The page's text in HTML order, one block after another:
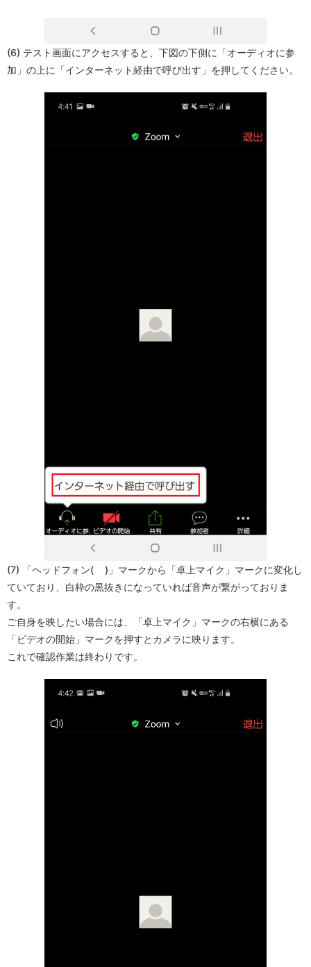
(6) テスト画面にアクセスすると、下図の下側に「オーディオに参
加」の上に「インターネット経由で呼び出す」を押してください。
(7) 「ヘッドフォン(
)」マークから「卓上マイク」マークに変化し
ていており、白枠の黒抜きになっていれば音声が繋がっておりま
す。
ご自身を映したい場合には、「卓上マイク」マークの右横にある
「ビデオの開始」マークを押すとカメラに映ります。
これで確認作業は終わりです。